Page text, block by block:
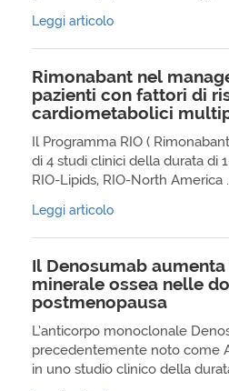
Leggi articolo
Rimonabant nel
pazienti con fattori di
cardiometabolici
Il Programma RIO (
di 4 studi clinici della durata di
RIO-Lipids, RIO-North America
Leggi articolo
Il Denosumab
minerale ossea nelle
postmenopausa
L’anticorpo monoclonale
precedentemente noto come
in uno studio clinico della